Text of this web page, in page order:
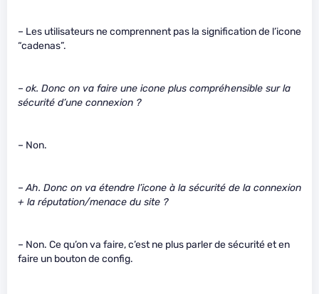
– Les utilisateurs ne comprennent pas la signification de l’icone
“cadenas”.
– ok. Donc on va faire une icone plus compréhensible sur la
sécurité d’une connexion ?
– Non.
–Ah. Donc on va étendre l’icone à la sécurité de la connexion
+ la réputation/menace du site ?
– Non. Ce qu’on va faire, c’est ne plus parler de sécurité et en
faire un bouton de config.